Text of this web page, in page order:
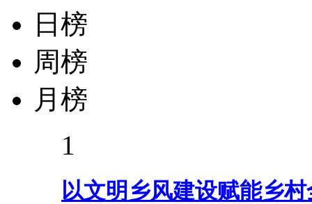
日榜
周榜
月榜
1
以文明乡风建设赋能乡